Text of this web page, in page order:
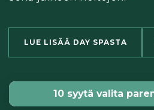
LUE LISÄÄ DAY SPASTA
10 syytä valita